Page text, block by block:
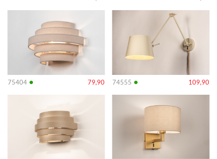
75404 • 79,90
Info
74555 • 109,90
Info
Info Info